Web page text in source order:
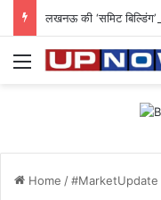
Menu
Home /#MarketUpdate